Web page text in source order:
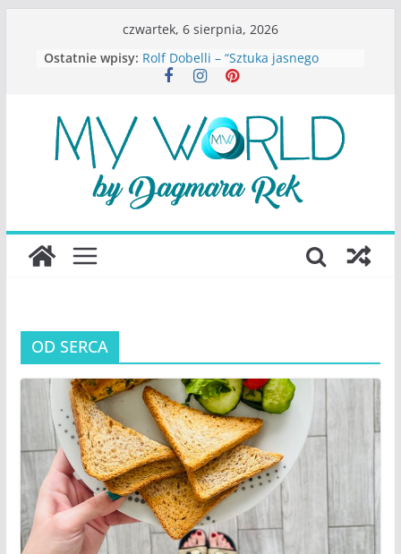
czwartek, 6 sierpnia, 2026
Ostatnie wpisy: Rolf Dobelli – “Sztuka jasnego
myślenia”
Konstancina. Sekrety seksbiznesu”
Katarzyna Lewandowicz – Zanim
straciliśmy siebie
Judith Joseph – “Wysoko
funkcjonująca depresja”
S.Wynn-Williams – “Bezwzględni. O
największego portalu
OD SERCA